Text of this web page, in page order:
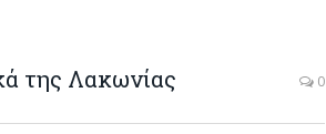
της Λακωνίας 0